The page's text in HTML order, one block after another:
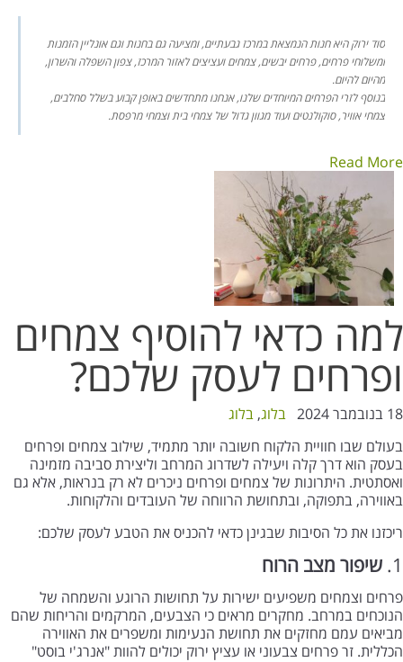
סוד ירוק היא חנות הנמצאת במרכז גבעתיים, ומציעה גם בחנות וגם אונליין הזמנות
ומשלוחי פרחים, פרחים יבשים, צמחים ועציצים לאזור המרכז, צפון השפלה והשרון,
מהיום להיום.
בנוסף לזרי הפרחים המיוחדים שלנו, אנחנו מתחדשים באופן קבוע בשלל סחלבים,
צמחי אוויר, סוקולנטים ועוד מגוון גדול של צמחי בית וצמחי מרפסת.
Read More
למה כדאי להוסיף צמחים
ופרחים לעסק שלכם?
18 בנובמבר 2024 בלוג, בלוג
בעולם שבו חוויית הלקוח חשובה יותר מתמיד, שילוב צמחים ופרחים
בעסק הוא דרך קלה ויעילה לשדרוג המרחב וליצירת סביבה מזמינה
ואסתטית. היתרונות של צמחים ופרחים ניכרים לא רק בנראות, אלא גם
באווירה, בתפוקה, ובתחושת הרווחה של העובדים והלקוחות.
ריכזנו את כל הסיבות שבגינן כדאי להכניס את הטבע לעסק שלכם:
1. שיפור מצב הרוח
פרחים וצמחים משפיעים ישירות על תחושות הרוגע והשמחה של
הנוכחים במרחב. מחקרים מראים כי הצבעים, המרקמים והריחות שהם
מביאים עמם מחזקים את תחושת הנעימות ומשפרים את האווירה
הכללית. זר פרחים צבעוני או עציץ ירוק יכולים להוות "אנרג'י בוסט"